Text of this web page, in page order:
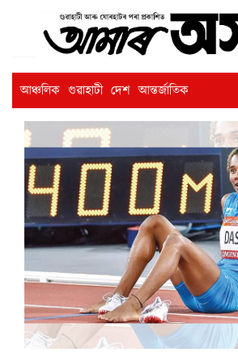
আঞ্চলিক গুৱাহাটী দেশ আন্তৰ্জাতিক